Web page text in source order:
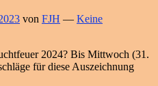
von FJH — Keine
2024? Bis Mittwoch (31.
für diese Auszeichnung